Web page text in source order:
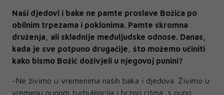
Naši djedovi i bake ne pamte proslave Božića po
obilnim trpezama i poklonima. Pamte skromna
druženja, ali skladnije međuljudske odnose. Danas,
kada je sve potpuno drugačije, što možemo učiniti
kako bismo Božić doživjeli u njegovoj punini?
-Ne živimo u vremenima naših baka i djedova. Živimo u
vremenu punom turbulencija i brzog ritma, s puno